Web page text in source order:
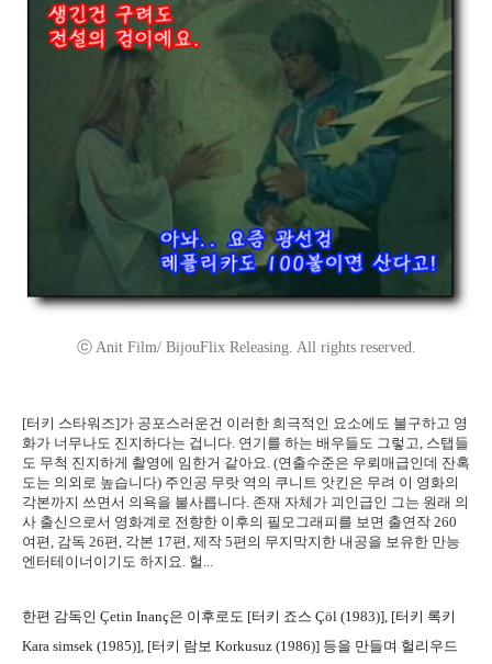
ⓒ Anit Film/ BijouFlix Releasing. All rights reserved.
[터키 스타워즈]가 공포스러운건 이러한 희극적인 요소에도 불구하고 영
화가 너무나도 진지하다는 겁니다. 연기를 하는 배우들도 그렇고, 스탭들
도 무척 진지하게 촬영에 임한거 같아요. (연출수준은 우뢰매급인데 잔혹
도는 의외로 높습니다) 주인공 무랏 역의 쿠니트 앗킨은 무려 이 영화의
각본까지 쓰면서 의욕을 불사릅니다. 존재 자체가 괴인급인 그는 원래 의
사 출신으로서 영화계로 전향한 이후의 필모그래피를 보면 출연작 260
여편, 감독 26편, 각본 17편, 제작 5편의 무지막지한 내공을 보유한 만능
엔터테이너이기도 하지요. 헐...
한편 감독인 Çetin Inanç은 이후로도 [터키 죠스 Çöl (1983)], [터키 록키
Kara simsek (1985)], [터키 람보 Korkusuz (1986)] 등을 만들며 헐리우드